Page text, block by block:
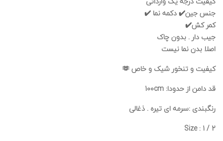
جنس جین✔️ دکمه نما ✔️
کمر کش✔️
جیب دار . بدون چاک
اصلا بدن نما نیست
کیفیت و تنخور شیک و خاص 🫶
قد دامن از حدودا: 100cm
رنگبندی :سرمه ای تیره . ذغالی
Size : 1 / 2